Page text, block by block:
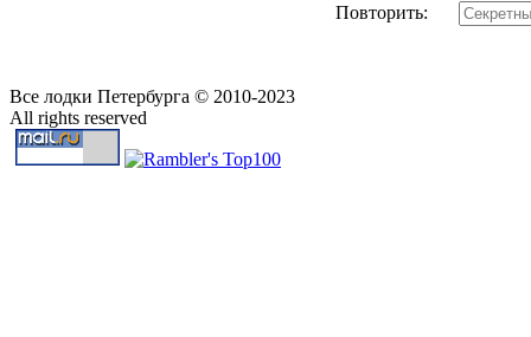
Повторить:
Все лодки Петербурга © 2010-2023
All rights reserved